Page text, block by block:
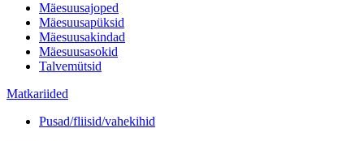
Mäesuusajoped
Mäesuusapüksid
Mäesuusakindad
Mäesuusasokid
Talvemütsid
Matkariided
Pusad/fliisid/vahekihid